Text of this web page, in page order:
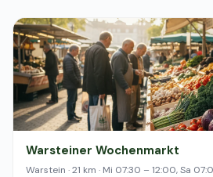
Warsteiner Wochenmarkt
Warstein · 21 km · Mi 07:30 – 12:00, Sa